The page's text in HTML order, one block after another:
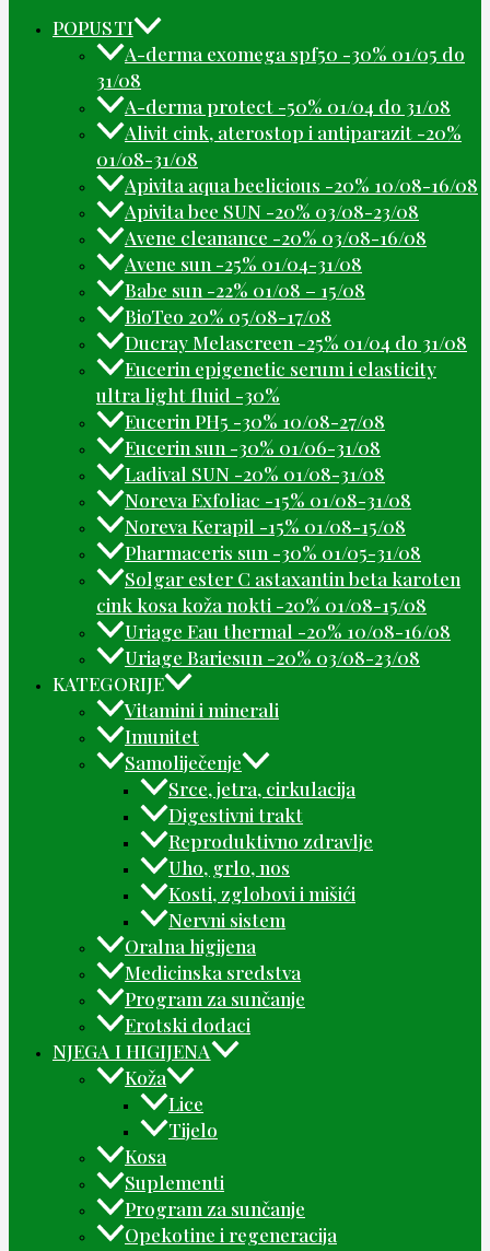
POPUSTI
A-derma exomega spf50 -30% 01/05 do
31/08
A-derma protect -50% 01/04 do 31/08
Alivit cink, aterostop i antiparazit -20%
01/08-31/08
Apivita aqua beelicious -20% 10/08-16/08
Apivita bee SUN -20% 03/08-23/08
Avene cleanance -20% 03/08-16/08
Avene sun -25% 01/04-31/08
Babe sun -22% 01/08 – 15/08
BioTeo 20% 05/08-17/08
Ducray Melascreen -25% 01/04 do 31/08
Eucerin epigenetic serum i elasticity
ultra light fluid -30%
Eucerin PH5 -30% 10/08-27/08
Eucerin sun -30% 01/06-31/08
Ladival SUN -20% 01/08-31/08
Noreva Exfoliac -15% 01/08-31/08
Noreva Kerapil -15% 01/08-15/08
Pharmaceris sun -30% 01/05-31/08
Solgar ester C astaxantin beta karoten
cink kosa koža nokti -20% 01/08-15/08
Uriage Eau thermal -20% 10/08-16/08
Uriage Bariesun -20% 03/08-23/08
KATEGORIJE
Vitamini i minerali
Imunitet
Samoliječenje
Srce, jetra, cirkulacija
Digestivni trakt
Reproduktivno zdravlje
Uho, grlo, nos
Kosti, zglobovi i mišići
Nervni sistem
Oralna higijena
Medicinska sredstva
Program za sunčanje
Erotski dodaci
NJEGA I HIGIJENA
Koža
Lice
Tijelo
Kosa
Suplementi
Program za sunčanje
Opekotine i regeneracija